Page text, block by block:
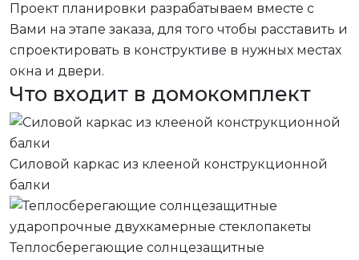
Проект планировки разрабатываем вместе с
Вами на этапе заказа, для того чтобы расставить и
спроектировать в конструктиве в нужных местах
окна и двери.
Что входит в домокомплект
Силовой каркас из клееной конструкционной
балки
Теплосберегающие солнцезащитные